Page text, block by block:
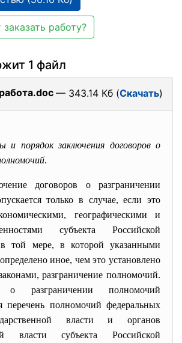
работу?
1 файл
— 343.14 Кб (Скачать)
и порядок заключения договоров о
.
договоров о разграничении
только в случае, если это
географическими и
субъекта Российской
той мере, в которой указанными
иное, чем это установлено
разграничение полномочий.
разграничении полномочий
перечень полномочий федеральных
власти и органов
власти субъекта Российской